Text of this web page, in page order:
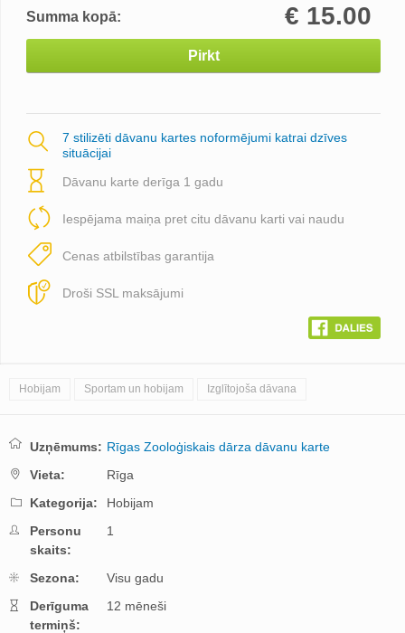
Summa kopā: € 15.00
Pirkt
7 stilizēti dāvanu kartes noformējumi katrai dzīves
situācijai
Dāvanu karte derīga 1 gadu
Iespējama maiņa pret citu dāvanu karti vai naudu
Cenas atbilstības garantija
Droši SSL maksājumi
Hobijam Sportam un hobijam Izglītojoša dāvana
Uzņēmums: Rīgas Zooloģiskais dārza dāvanu karte
Vieta:
Rīga
Kategorija:
Hobijam
Personu
skaits:
1
Sezona:
Visu gadu
Derīguma
termiņš:
12 mēneši